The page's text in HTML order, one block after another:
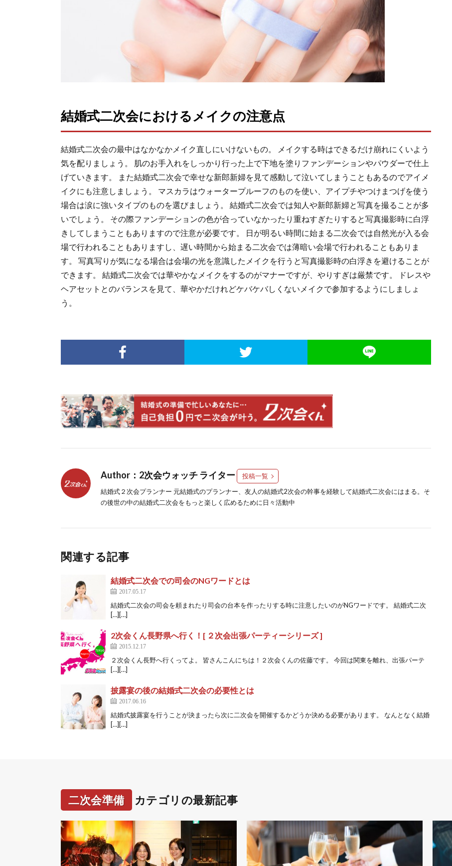
結婚式二次会におけるメイクの注意点
結婚式二次会の最中はなかなかメイク直しにいけないもの。 メイクする時はできるだけ崩れにくいよう
気を配りましょう。 肌のお手入れをしっかり行った上で下地を塗りファンデーションやパウダーで仕上
げていきます。 また結婚式二次会で幸せな新郎新婦を見て感動して泣いてしまうこともあるのでアイメ
イクにも注意しましょう。 マスカラはウォータープルーフのものを使い、アイプチやつけまつげを使う
場合は涙に強いタイプのものを選びましょう。 結婚式二次会では知人や新郎新婦と写真を撮ることが多
いでしょう。 その際ファンデーションの色が合っていなかったり重ねすぎたりすると写真撮影時に白浮
きしてしまうこともありますので注意が必要です。 日が明るい時間に始まる二次会では自然光が入る会
場で行われることもありますし、遅い時間から始まる二次会では薄暗い会場で行われることもありま
す。 写真写りが気になる場合は会場の光を意識したメイクを行うと写真撮影時の白浮きを避けることが
できます。 結婚式二次会では華やかなメイクをするのがマナーですが、やりすぎは厳禁です。 ドレスや
ヘアセットとのバランスを見て、華やかだけれどケバケバしくないメイクで参加するようにしましょ
う。
Author：2次会ウォッチ ライター
投稿一覧
結婚式２次会プランナー 元結婚式のプランナー、友人の結婚式2次会の幹事を経験して結婚式二次会にはまる。そ
の後世の中の結婚式二次会をもっと楽しく広めるために日々活動中
関連する記事
結婚式二次会での司会のNGワードとは
2017.05.17
結婚式二次会の司会を頼まれたり司会の台本を作ったりする時に注意したいのがNGワードです。 結婚式二次
[…][…]
2次会くん長野県へ行く！[ ２次会出張パーティーシリーズ ]
2015.12.17
２次会くん長野へ行くってよ。 皆さんこんにちは！２次会くんの佐藤です。 今回は関東を離れ、出張パーテ
[…][…]
披露宴の後の結婚式二次会の必要性とは
2017.06.16
結婚式披露宴を行うことが決まったら次に二次会を開催するかどうか決める必要があります。 なんとなく結婚
[…][…]
二次会準備 カテゴリの最新記事